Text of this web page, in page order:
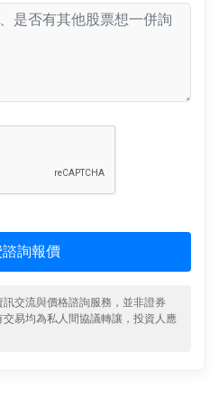
諮詢報價
交流與價格諮詢服務，並非證券
易均為私人間協議轉讓，投資人應